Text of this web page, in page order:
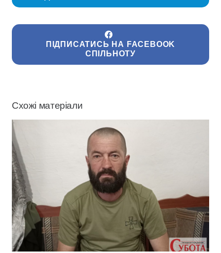
ПІДПИСАТИСЬ НА FACEBOOK
СПІЛЬНОТУ
Схожі матеріали